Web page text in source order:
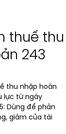
thuế thu
243
thu nhập hoãn
lực từ ngày
Dùng để phản
giảm của tài